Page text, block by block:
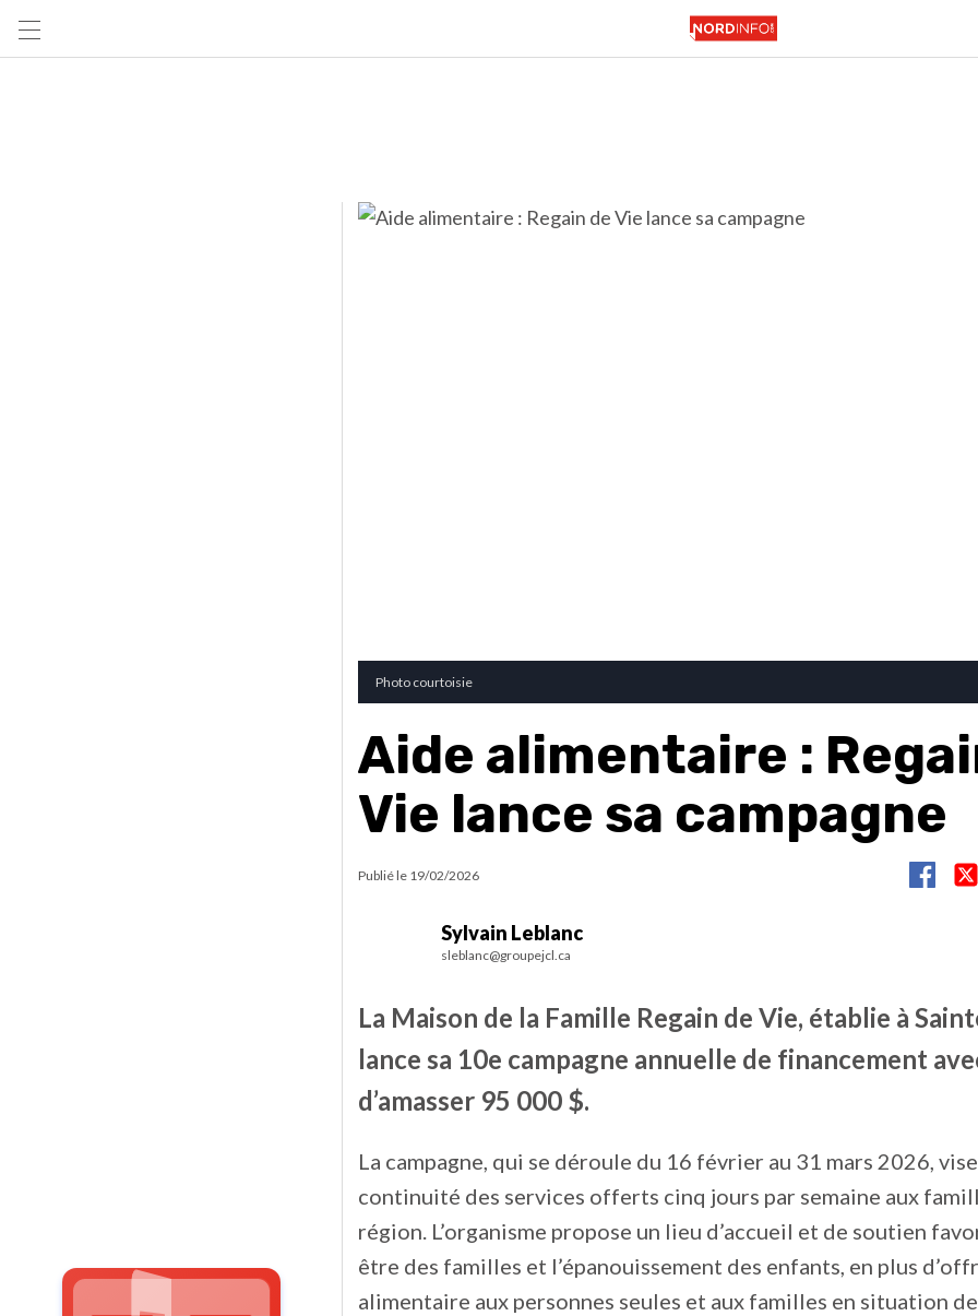
Photo courtoisie
Aide alimentaire :
Vie lance sa campagne
Publié le 19/02/2026
Sylvain Leblanc
sleblanc@groupejcl.ca
La Maison de la Famille Regain de Vie, établie à
lance sa 10e campagne annuelle de financement
d’amasser 95 000 $.
La campagne, qui se déroule du 16 février au 31 mars 2026,
continuité des services offerts cinq jours par semaine aux
région. L’organisme propose un lieu d’accueil et de soutien
être des familles et l’épanouissement des enfants, en plus
alimentaire aux personnes seules et aux familles en situation de